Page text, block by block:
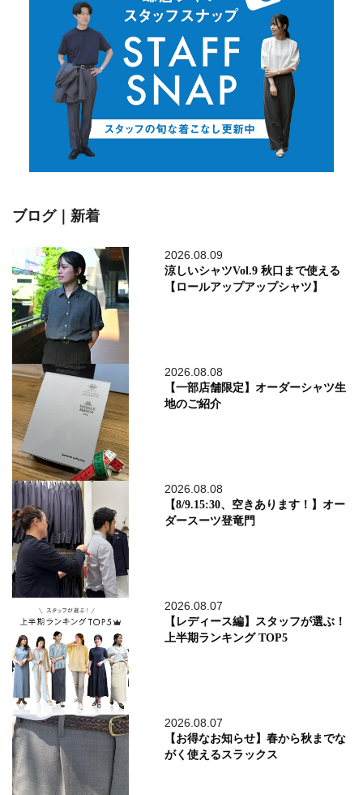
ブログ｜新着
2026.08.09
涼しいシャツVol.9 秋口まで使える
【ロールアップアップシャツ】
2026.08.08
【一部店舗限定】オーダーシャツ生
地のご紹介
2026.08.08
【8/9.15:30、空きあります！】オー
ダースーツ登竜門
2026.08.07
【レディース編】スタッフが選ぶ！
上半期ランキング TOP5
2026.08.07
【お得なお知らせ】春から秋までな
がく使えるスラックス